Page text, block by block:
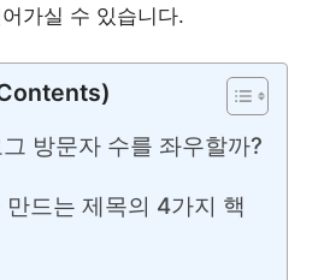
가실 수 있습니다.
방문자 수를 좌우할까?
만드는 제목의 4가지 핵